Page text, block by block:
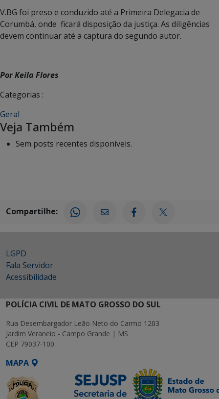
V.BG foi preso e conduzido até a Primeira Delegacia de
Corumbá, onde ficará disposição da justiça. As diligências
devem continuar até a captura do segundo autor.
Por Keila Flores
Categorias :
Geral
Veja Também
Sem posts recentes disponíveis.
Compartilhe:
LGPD
Fala Servidor
Acessibilidade
POLÍCIA CIVIL DE MATO GROSSO DO SUL
Rua Desembargador Leão Neto do Carmo 1203
Jardim Veraneio - Campo Grande | MS
CEP 79037-100
MAPA